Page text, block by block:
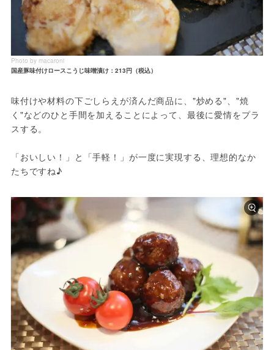
Photo by macaroni
国産豚味付けロースこうじ味噌漬け：213円（税込）
味付けや材料の下ごしらえが済んだ商品に、"炒める"、"焼
く"などのひと手間を加えることによって、最後に愛情をプラ
スする。
「おいしい！」と「手軽！」が一度に実現する、理想的なか
たちですね♪